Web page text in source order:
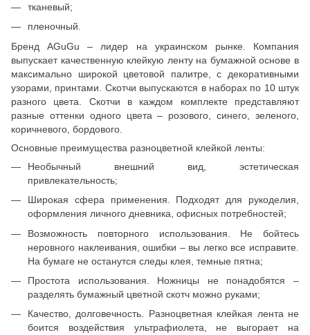
тканевый;
пленочный.
Бренд AGuGu – лидер на украинском рынке. Компания
выпускает качественную клейкую ленту на бумажной основе в
максимально широкой цветовой палитре, с декоративными
узорами, принтами. Скотчи выпускаются в наборах по 10 штук
разного цвета. Скотчи в каждом комплекте представляют
разные оттенки одного цвета – розового, синего, зеленого,
коричневого, бордового.
Основные преимущества разноцветной клейкой ленты:
Необычный внешний вид, эстетическая
привлекательность;
Широкая сфера применения. Подходят для рукоделия,
оформления личного дневника, офисных потребностей;
Возможность повторного использования. Не бойтесь
неровного наклеивания, ошибки – вы легко все исправите.
На бумаге не останутся следы клея, темные пятна;
Простота использования. Ножницы не понадобятся –
разделять бумажный цветной скотч можно руками;
Качество, долговечность. Разноцветная клейкая лента не
боится воздействия ультрафиолета, не выгорает на